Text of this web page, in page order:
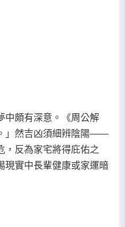
中頗有深意。《周公解
」然吉凶須細辨陰陽——
，反為家宅將得庇佑之
現實中長輩健康或家運暗